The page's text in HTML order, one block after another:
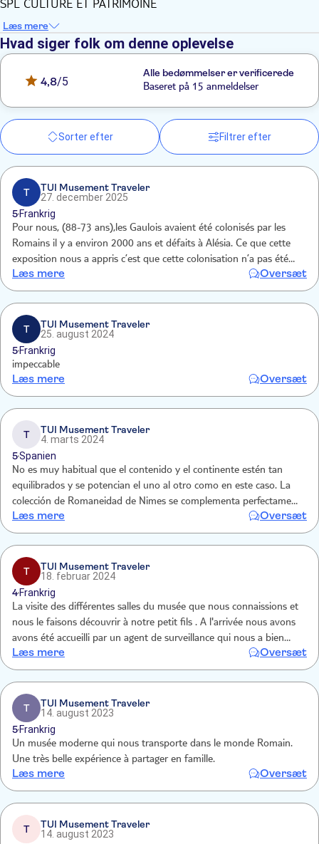
SPL CULTURE ET PATRIMOINE
Læs mere
Hvad siger folk om denne oplevelse
4,8/5
Alle bedømmelser er verificerede
Baseret på 15 anmeldelser
Sorter efter Filtrer efter
T
TUI Musement Traveler
27. december 2025
5 Frankrig
Pour nous, (88-73 ans),les Gaulois avaient été colonisés par les
Romains il y a environ 2000 ans et défaits à Alésia. Ce que cette
exposition nous a appris c’est que cette colonisation n’a pas été
aussi dramatique puisque les Romains ont su élever les Gaulois les
plus billants dans la société !
Læs mere Oversæt
T
TUI Musement Traveler
25. august 2024
5 Frankrig
impeccable
Læs mere Oversæt
T
TUI Musement Traveler
4. marts 2024
5Spanien
No es muy habitual que el contenido y el continente estén tan
equilibrados y se potencian el uno al otro como en este caso. La
colección de Romaneidad de Nimes se complementa perfectamente
con el espléndido diseño arquitectónico ideado por Norman Foster.
Læs mere Oversæt
T
TUI Musement Traveler
18. februar 2024
4 Frankrig
La visite des différentes salles du musée que nous connaissions et
nous le faisons découvrir à notre petit fils . A l'arrivée nous avons
avons été accueilli par un agent de surveillance qui nous a bien
indiqué le sens de la visite. En plus des autres visites nous avons
découvert d'autres salles.
Læs mere Oversæt
T
TUI Musement Traveler
14. august 2023
5 Frankrig
Un musée moderne qui nous transporte dans le monde Romain.
Une très belle expérience à partager en famille.
Læs mere Oversæt
T
TUI Musement Traveler
14. august 2023